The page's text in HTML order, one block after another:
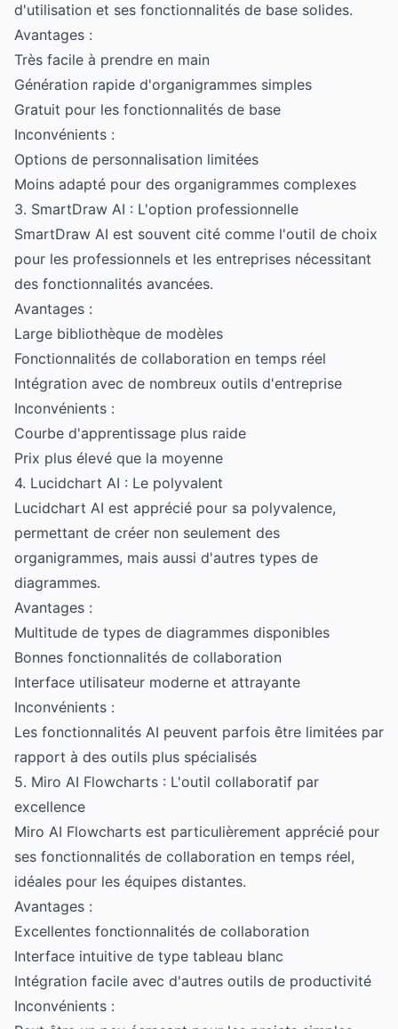
d'utilisation et ses fonctionnalités de base solides.
Avantages :
Très facile à prendre en main
Génération rapide d'organigrammes simples
Gratuit pour les fonctionnalités de base
Inconvénients :
Options de personnalisation limitées
Moins adapté pour des organigrammes complexes
3. SmartDraw AI : L'option professionnelle
SmartDraw AI est souvent cité comme l'outil de choix
pour les professionnels et les entreprises nécessitant
des fonctionnalités avancées.
Avantages :
Large bibliothèque de modèles
Fonctionnalités de collaboration en temps réel
Intégration avec de nombreux outils d'entreprise
Inconvénients :
Courbe d'apprentissage plus raide
Prix plus élevé que la moyenne
4. Lucidchart AI : Le polyvalent
Lucidchart AI est apprécié pour sa polyvalence,
permettant de créer non seulement des
organigrammes, mais aussi d'autres types de
diagrammes.
Avantages :
Multitude de types de diagrammes disponibles
Bonnes fonctionnalités de collaboration
Interface utilisateur moderne et attrayante
Inconvénients :
Les fonctionnalités AI peuvent parfois être limitées par
rapport à des outils plus spécialisés
5. Miro AI Flowcharts : L'outil collaboratif par
excellence
Miro AI Flowcharts est particulièrement apprécié pour
ses fonctionnalités de collaboration en temps réel,
idéales pour les équipes distantes.
Avantages :
Excellentes fonctionnalités de collaboration
Interface intuitive de type tableau blanc
Intégration facile avec d'autres outils de productivité
Inconvénients :